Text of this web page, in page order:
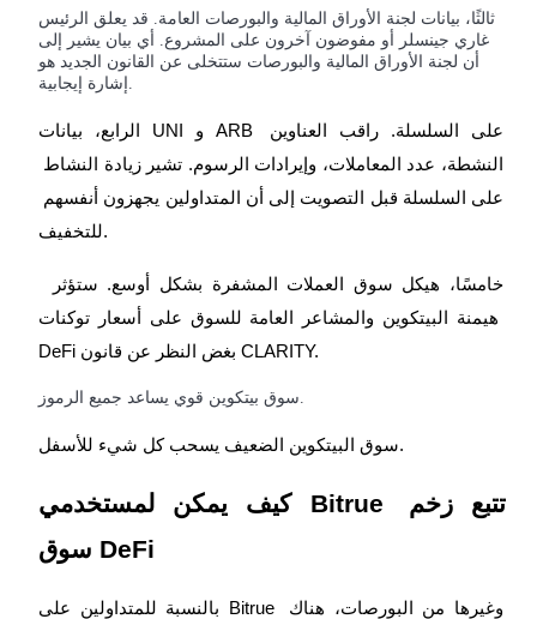
ثالثًا، بيانات لجنة الأوراق المالية والبورصات العامة. قد يعلق الرئيس
غاري جينسلر أو مفوضون آخرون على المشروع. أي بيان يشير إلى
أن لجنة الأوراق المالية والبورصات ستتخلى عن القانون الجديد هو
الرابع، بيانات UNI و ARB على السلسلة. راقب العناوين
للتخفيف.
هيمنة البيتكوين والمشاعر العامة للسوق على أسعار توكنات
DeFi بغض النظر عن قانون CLARITY.
سوق البيتكوين الضعيف يسحب كل شيء للأسفل.
كيف يمكن لمستخدمي Bitrue تتبع زخم
سوق DeFi
بالنسبة للمتداولين على Bitrue وغيرها من البورصات، هناك